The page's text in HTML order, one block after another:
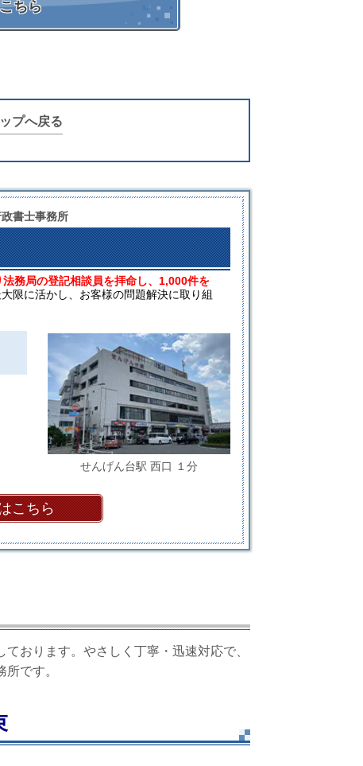
ちら
プへ戻る
書士事務所
務局の登記相談員を拝命し、1,000件を
限に活かし、お客様の問題解決に取り組
せんげん台駅 西口 １分
こちら
おります。やさしく丁寧・迅速対応で、
です。